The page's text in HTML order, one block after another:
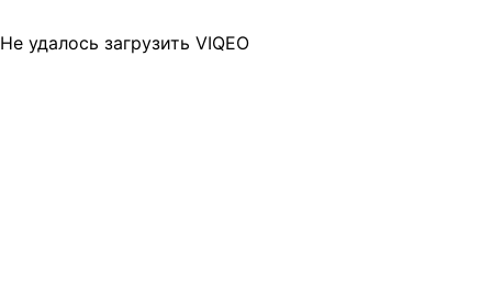
Не удалось загрузить VIQEO